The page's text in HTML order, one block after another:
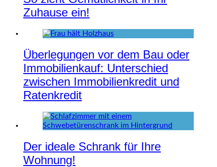
Zuhause ein!
Überlegungen vor dem Bau oder
Immobilienkauf: Unterschied
zwischen Immobilienkredit und
Ratenkredit
Der ideale Schrank für Ihre
Wohnung!